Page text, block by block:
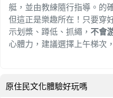
艇，並由教練隨行指導。的
但這正是樂趣所在！只要穿
示划槳、蹲低、抓繩， 不會
心體力，建議選擇上午梯次
原住民文化體驗好玩嗎